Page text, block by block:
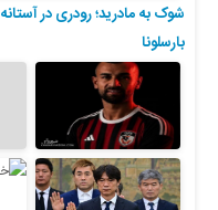
شوک به مادرید؛ رودری در
بارسلونا